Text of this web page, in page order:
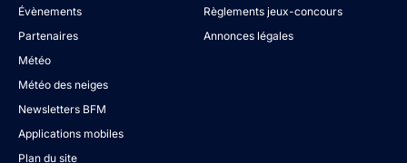
Évènements
Partenaires
Météo
Météo des neiges
Newsletters BFM
Applications mobiles
Plan du site
Règlements jeux-concours
Annonces légales